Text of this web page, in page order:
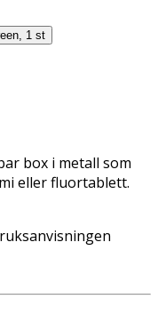
1 st
box i metall som
eller fluortablett.